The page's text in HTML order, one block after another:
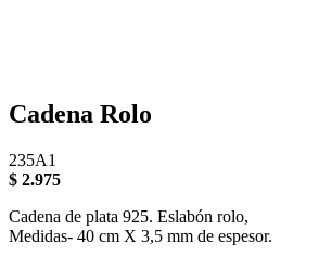
Cadena Rolo
235A1
$ 2.975
Cadena de plata 925. Eslabón rolo,
Medidas- 40 cm X 3,5 mm de espesor.